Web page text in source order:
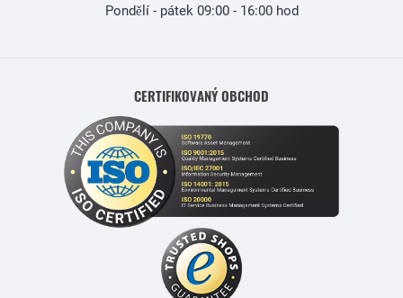
Pondělí - pátek 09:00 - 16:00 hod
CERTIFIKOVANÝ OBCHOD